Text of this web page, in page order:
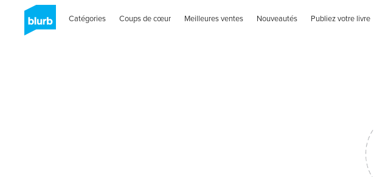
Catégories Coups de cœur Meilleures ventes Nouveautés Publiez votre livre